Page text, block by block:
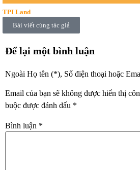
TPI Land
Bài viết cùng tác giả
Để lại một bình luận
Ngoài Họ tên (*), Số điện thoại hoặc
Email của bạn sẽ không được hiển thị
buộc được đánh dấu *
Bình luận *